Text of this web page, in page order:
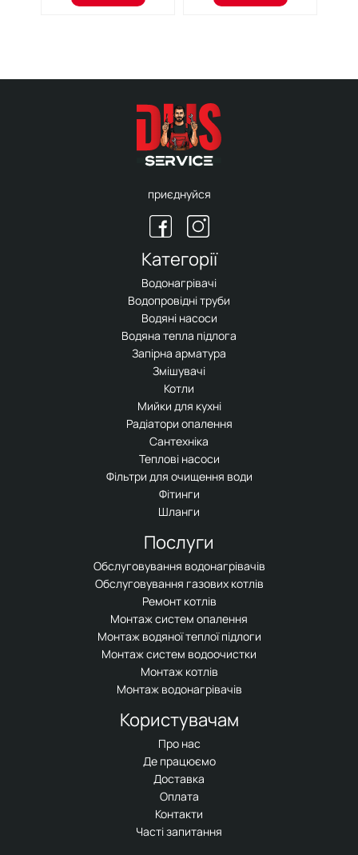
приєднуйся
Категорії
Водонагрівачі
Водопровідні труби
Водяні насоси
Водяна тепла підлога
Запірна арматура
Змішувачі
Котли
Мийки для кухні
Радіатори опалення
Сантехніка
Теплові насоси
Фільтри для очищення води
Фітинги
Шланги
Послуги
Обслуговування водонагрівачів
Обслуговування газових котлів
Ремонт котлів
Монтаж систем опалення
Монтаж водяної теплої підлоги
Монтаж систем водоочистки
Монтаж котлів
Монтаж водонагрівачів
Користувачам
Про нас
Де працюємо
Доставка
Оплата
Контакти
Часті запитання